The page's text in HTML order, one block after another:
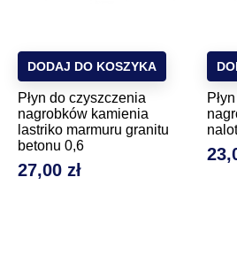
Płyn do czyszczenia
nagrobków kamienia
lastriko marmuru granitu
betonu 0,6
Cena
27,00 zł
DODAJ DO KOSZYKA
Cena